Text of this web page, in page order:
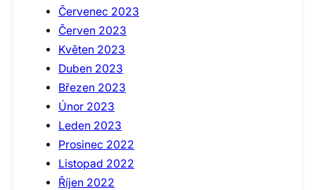
Červenec 2023
Červen 2023
Květen 2023
Duben 2023
Březen 2023
Únor 2023
Leden 2023
Prosinec 2022
Listopad 2022
Říjen 2022